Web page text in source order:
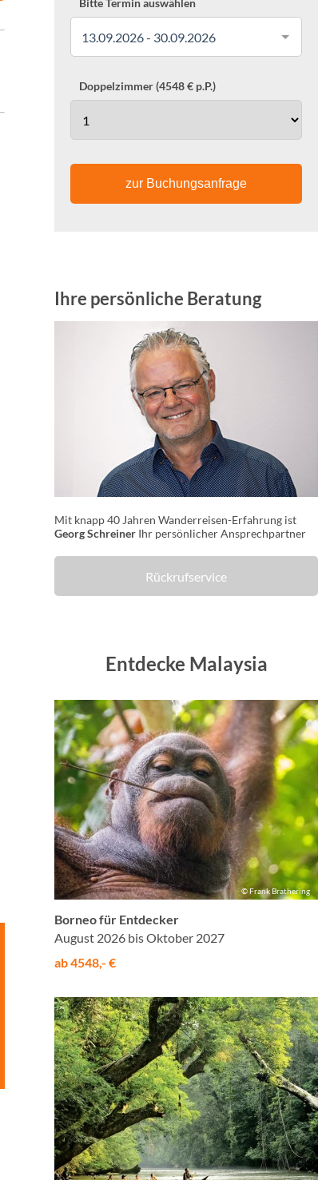
Bitte Termin auswählen
13.09.2026 - 30.09.2026
Doppelzimmer (4548 € p.P.)
zur Buchungsanfrage
Ihre persönliche Beratung
Mit knapp 40 Jahren Wanderreisen-Erfahrung ist
Georg Schreiner Ihr persönlicher Ansprechpartner
Rückrufservice
Entdecke Malaysia
© Frank Brathering
Borneo für Entdecker
August 2026 bis Oktober 2027
ab 4548,- €